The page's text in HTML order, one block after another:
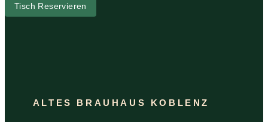
Tisch Reservieren
ALTES BRAUHAUS KOBLENZ